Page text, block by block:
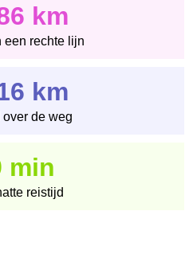
km
een rechte lijn
km
over de weg
min
reistijd